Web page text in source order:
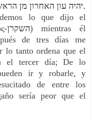
יהיה עון האחרון מן.
lo que dijo el
השקרן) mientras él
de tres días me
lo tanto ordena que el
el tercer día; De lo
ir y robarle, y
de entre los
sería peor que el